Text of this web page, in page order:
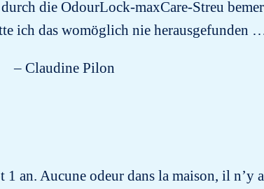
die OdourLock-maxCare-Streu
ich das womöglich nie herausgefunden
– Claudine Pilon
an. Aucune odeur dans la maison, il n’y